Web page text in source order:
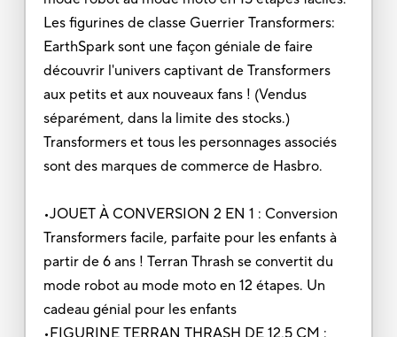
Les figurines de classe Guerrier Transformers:
EarthSpark sont une façon géniale de faire
découvrir l'univers captivant de Transformers
aux petits et aux nouveaux fans ! (Vendus
séparément, dans la limite des stocks.)
Transformers et tous les personnages associés
sont des marques de commerce de Hasbro.
•JOUET À CONVERSION 2 EN 1 : Conversion
Transformers facile, parfaite pour les enfants à
partir de 6 ans ! Terran Thrash se convertit du
mode robot au mode moto en 12 étapes. Un
cadeau génial pour les enfants
•FIGURINE TERRAN THRASH DE 12,5 CM :